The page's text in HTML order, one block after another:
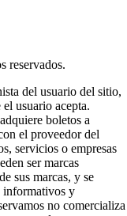
reservados.
del usuario del sitio,
usuario acepta.
boletos a
el proveedor del
servicios o empresas
ser marcas
sus marcas, y se
informativos y
no comercializa